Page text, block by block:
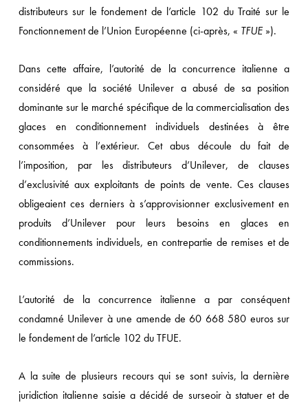
distributeurs sur le fondement de l’article 102 du Traité sur le
Fonctionnement de l’Union Européenne (ci-après, « TFUE»).
Dans cette affaire, l’autorité de la concurrence italienne a
considéré que la société Unilever a abusé de sa position
dominante sur le marché spécifique de la commercialisation des
glaces en conditionnement individuels destinées à être
consommées à l’extérieur. Cet abus découle du fait de
l’imposition, par les distributeurs d’Unilever, de clauses
d’exclusivité aux exploitants de points de vente. Ces clauses
obligeaient ces derniers à s’approvisionner exclusivement en
produits d’Unilever pour leurs besoins en glaces en
conditionnements individuels, en contrepartie de remises et de
commissions.
L’autorité de la concurrence italienne a par conséquent
condamné Unilever à une amende de 60 668 580 euros sur
le fondement de l’article 102 du TFUE.
A la suite de plusieurs recours qui se sont suivis, la dernière
juridiction italienne saisie a décidé de surseoir à statuer et de